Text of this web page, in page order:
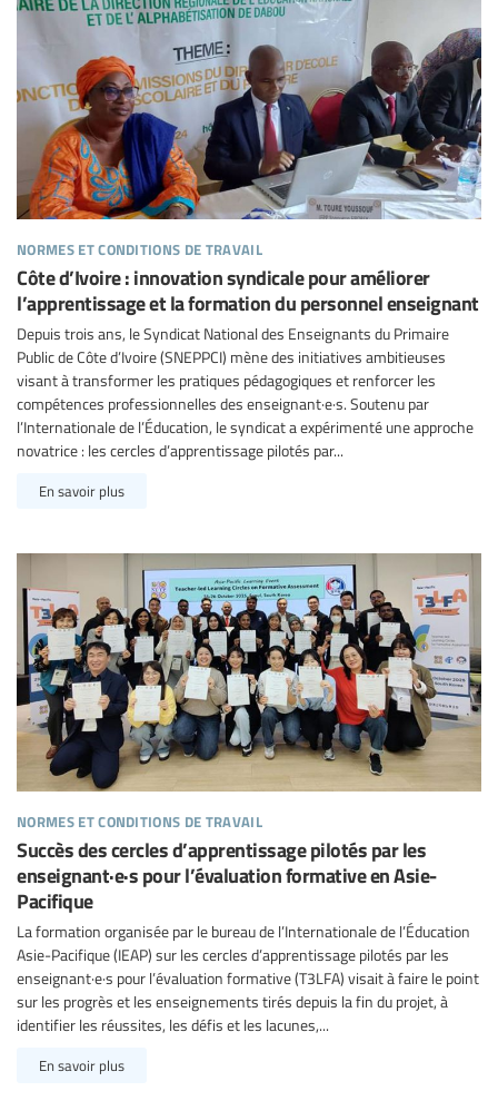
normes et conditions de travail
Côte d’Ivoire : innovation syndicale pour améliorer
l’apprentissage et la formation du personnel enseignant
Depuis trois ans, le Syndicat National des Enseignants du Primaire
Public de Côte d’Ivoire (SNEPPCI) mène des initiatives ambitieuses
visant à transformer les pratiques pédagogiques et renforcer les
compétences professionnelles des enseignant·e·s. Soutenu par
l’Internationale de l’Éducation, le syndicat a expérimenté une approche
novatrice : les cercles d’apprentissage pilotés par...
En savoir plus
normes et conditions de travail
Succès des cercles d’apprentissage pilotés par les
enseignant·e·s pour l’évaluation formative en Asie-
Pacifique
La formation organisée par le bureau de l’Internationale de l’Éducation
Asie-Pacifique (IEAP) sur les cercles d’apprentissage pilotés par les
enseignant·e·s pour l’évaluation formative (T3LFA) visait à faire le point
sur les progrès et les enseignements tirés depuis la fin du projet, à
identifier les réussites, les défis et les lacunes,...
En savoir plus